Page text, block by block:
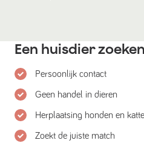
Een huisdier
Persoonlijk contact
Geen handel in dieren
Herplaatsing honden en
Zoekt de juiste match